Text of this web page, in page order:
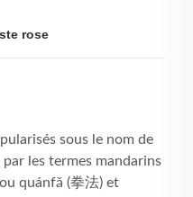
ste rose
sous le nom de
les termes mandarins
quánfǎ (拳法) et